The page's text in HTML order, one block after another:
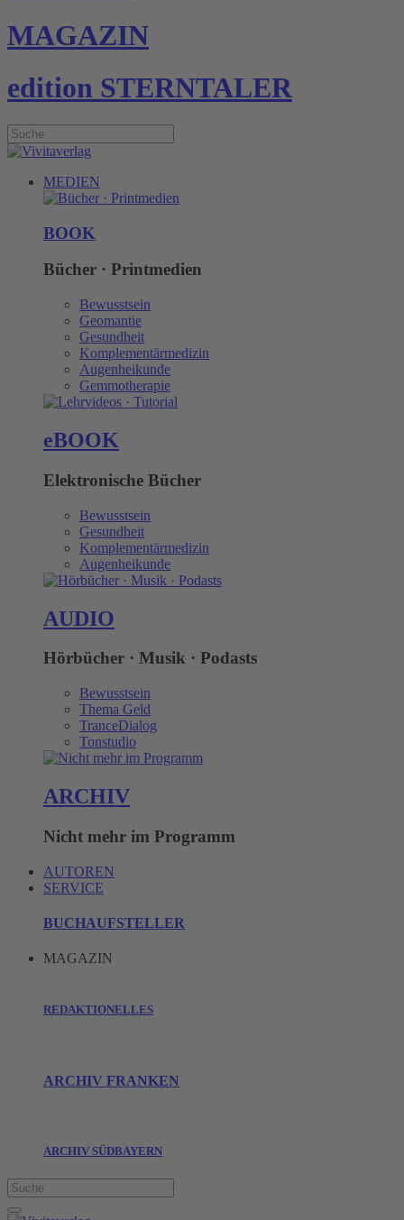
MAGAZIN
edition STERNTALER
MEDIEN
BOOK
Bücher · Printmedien
Bewusstsein
Geomantie
Gesundheit
Komplementärmedizin
Augenheikunde
Gemmotherapie
eBOOK
Elektronische Bücher
Bewusstsein
Gesundheit
Komplementärmedizin
Augenheikunde
AUDIO
Hörbücher · Musik · Podasts
Bewusstsein
Thema Geld
TranceDialog
Tonstudio
ARCHIV
Nicht mehr im Programm
AUTOREN
SERVICE
BUCHAUFSTELLER
MAGAZIN
REDAKTIONELLES
ARCHIV FRANKEN
ARCHIV SÜDBAYERN